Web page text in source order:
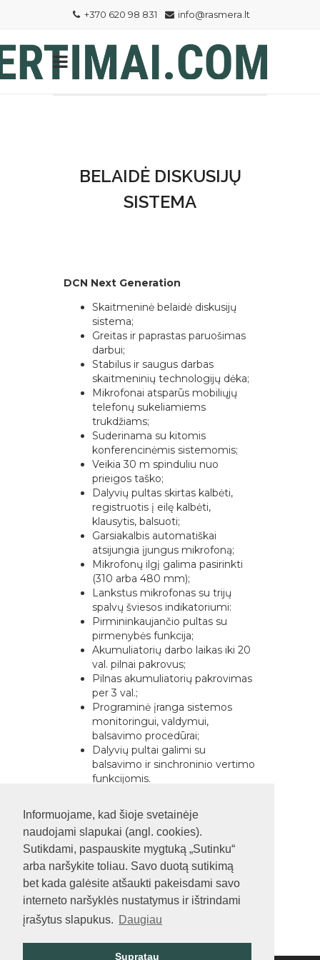
Informuojame, kad šioje svetainėje
naudojami slapukai (angl. cookies).
Sutikdami, paspauskite mygtuką „Sutinku“
arba naršykite toliau. Savo duotą sutikimą
bet kada galėsite atšaukti pakeisdami savo
interneto naršyklės nustatymus ir ištrindami
įrašytus slapukus. Daugiau
Supratau
+370 620 98 831 info@rasmera.lt
BELAIDĖ DISKUSIJŲ
SISTEMA
DCN Next Generation
Skaitmeninė belaidė diskusijų
sistema;
Greitas ir paprastas paruošimas
darbui;
Stabilus ir saugus darbas
skaitmeninių technologijų dėka;
Mikrofonai atsparūs mobiliųjų
telefonų sukeliamiems
trukdžiams;
Suderinama su kitomis
konferencinėmis sistemomis;
Veikia 30 m spinduliu nuo
prieigos taško;
Dalyvių pultas skirtas kalbėti,
registruotis į eilę kalbėti,
klausytis, balsuoti;
Garsiakalbis automatiškai
atsijungia įjungus mikrofoną;
Mikrofonų ilgį galima pasirinkti
(310 arba 480 mm);
Lankstus mikrofonas su trijų
spalvų šviesos indikatoriumi:
Pirmininkaujančio pultas su
pirmenybės funkcija;
Akumuliatorių darbo laikas iki 20
val. pilnai pakrovus;
Pilnas akumuliatorių pakrovimas
per 3 val.;
Programinė įranga sistemos
monitoringui, valdymui,
balsavimo procedūrai;
Dalyvių pultai galimi su
balsavimo ir sinchroninio vertimo
funkcijomis.